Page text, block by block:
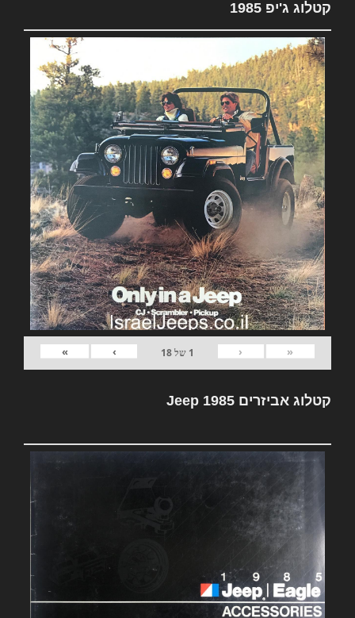
קטלוג ג'יפ 1985
«
‹
1 של18
›
»
קטלוג אביזרים Jeep 1985